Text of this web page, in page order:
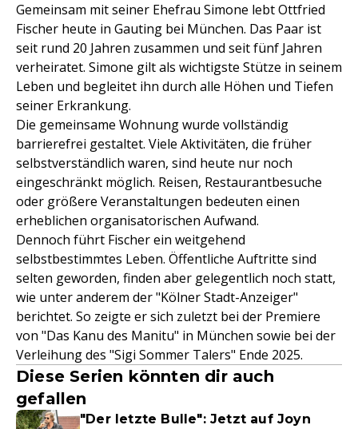
Gemeinsam mit seiner Ehefrau Simone lebt Ottfried
Fischer heute in Gauting bei München. Das Paar ist
seit rund 20 Jahren zusammen und seit fünf Jahren
verheiratet. Simone gilt als wichtigste Stütze in seinem
Leben und begleitet ihn durch alle Höhen und Tiefen
seiner Erkrankung.
Die gemeinsame Wohnung wurde vollständig
barrierefrei gestaltet. Viele Aktivitäten, die früher
selbstverständlich waren, sind heute nur noch
eingeschränkt möglich. Reisen, Restaurantbesuche
oder größere Veranstaltungen bedeuten einen
erheblichen organisatorischen Aufwand.
Dennoch führt Fischer ein weitgehend
selbstbestimmtes Leben. Öffentliche Auftritte sind
selten geworden, finden aber gelegentlich noch statt,
wie unter anderem der "Kölner Stadt-Anzeiger"
berichtet. So zeigte er sich zuletzt bei der Premiere
von "Das Kanu des Manitu" in München sowie bei der
Verleihung des "Sigi Sommer Talers" Ende 2025.
Diese Serien könnten dir auch
gefallen
"Der letzte Bulle": Jetzt auf Joyn